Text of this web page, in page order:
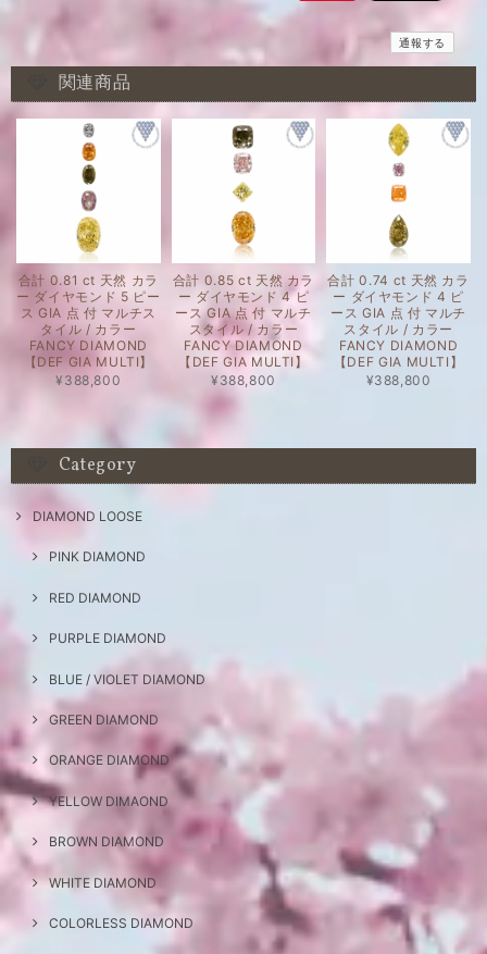
通報する
関連商品
合計 0.81 ct 天然 カラ
ー ダイヤモンド 5 ピー
ス GIA 点 付 マルチス
タイル / カラー
FANCY DIAMOND
【DEF GIA MULTI】
¥388,800
合計 0.85 ct 天然 カラ
ー ダイヤモンド 4 ピ
ース GIA 点 付 マルチ
スタイル / カラー
FANCY DIAMOND
【DEF GIA MULTI】
¥388,800
合計 0.74 ct 天然 カラ
ー ダイヤモンド 4 ピ
ース GIA 点 付 マルチ
スタイル / カラー
FANCY DIAMOND
【DEF GIA MULTI】
¥388,800
Category
DIAMOND LOOSE
PINK DIAMOND
RED DIAMOND
PURPLE DIAMOND
BLUE / VIOLET DIAMOND
GREEN DIAMOND
ORANGE DIAMOND
YELLOW DIMAOND
BROWN DIAMOND
WHITE DIAMOND
COLORLESS DIAMOND